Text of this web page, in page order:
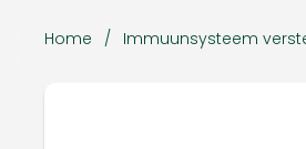
Home / Immuunsysteem